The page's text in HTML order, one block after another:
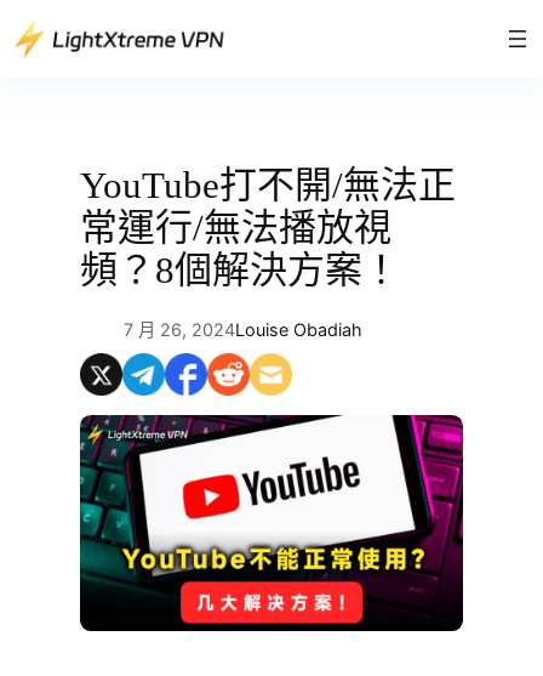
至
YouTube打不開/無法正
常運行/無法播放視
頻？8個解決方案！
7 月 26, 2024Louise Obadiah